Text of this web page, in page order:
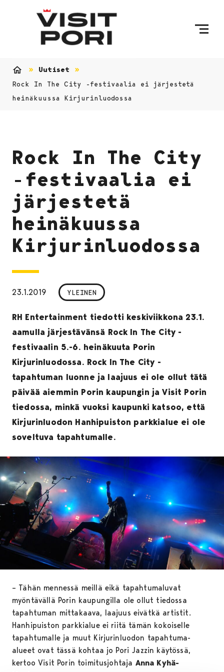
Uutiset
Rock In The City -festivaalia ei järjestetä
heinäkuussa Kirjurinluodossa
Rock In The City
-festivaalia ei
järjestetä
heinäkuussa
Kirjurinluodossa
23.1.2019 YLEINEN
RH Entertainment tiedotti keskiviikkona 23.1.
aamulla järjestävänsä Rock In The City -
festivaalin 5.-6. heinäkuuta Porin
Kirjurinluodossa. Rock In The City -
tapahtuman luonne ja laajuus ei ole ollut tätä
päivää aiemmin Porin kaupungin ja Visit Porin
tiedossa, minkä vuoksi kaupunki katsoo, että
Kirjurinluodon Hanhipuiston parkkialue ei ole
soveltuva tapahtumalle.
– Tähän mennessä meillä eikä tapahtumaluvat
myöntävällä Porin kaupungilla ole ollut tiedossa
tapahtuman mittakaava, laajuus eivätkä artistit.
Hanhipuiston parkkialue ei riitä tämän kokoiselle
tapahtumalle ja muut Kirjurinluodon tapahtuma-
alueet ovat tässä kohtaa jo Pori Jazzin käytössä,
kertoo Visit Porin toimitusjohtaja Anna Kyhä-